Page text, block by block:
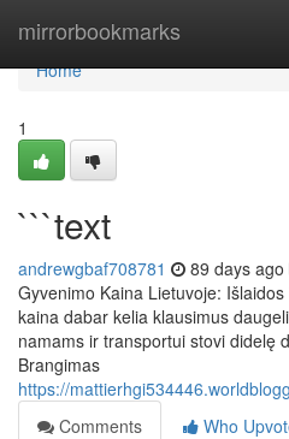
mirrorbookmarks
Home
Home
1
```text
andrewgbaf708781 89 days ago
Gyvenimo Kaina Lietuvoje:
kaina dabar kelia klausimus
namams ir transportui stovi didelę
Brangimas
https://
Comments
Who